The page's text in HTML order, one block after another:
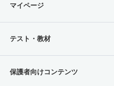
マイページ
テスト・教材
保護者向けコンテンツ